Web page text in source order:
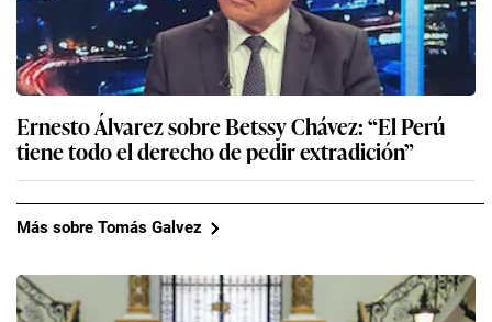
Ernesto Álvarez sobre Betssy Chávez: “El Perú
tiene todo el derecho de pedir extradición”
Más sobre Tomás Galvez